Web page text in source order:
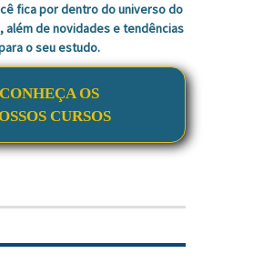
fica por dentro do universo do
além de novidades e tendências
o seu estudo.
CONHEÇA OS
CURSOS